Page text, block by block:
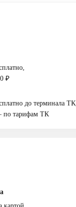
₽
до терминала ТК,
по тарифам ТК